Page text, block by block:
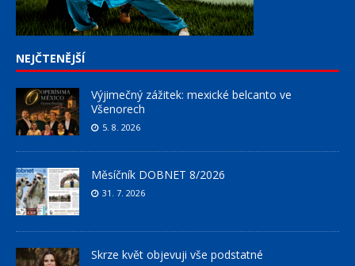
NEJČTENĚJŠÍ
Výjimečný zážitek: mexické belcanto ve
Všenorech
5. 8. 2026
Měsíčník DOBNET 8/2026
31. 7. 2026
Skrze květ objevuji vše podstatné